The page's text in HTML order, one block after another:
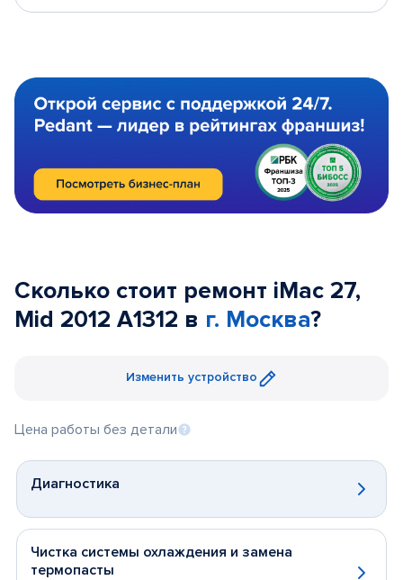
Сколько стоит ремонт iMac 27,
Mid 2012 A1312 в г. Москва?
Изменить устройство
Цена работы без детали
Диагностика
Чистка системы охлаждения и замена
термопасты